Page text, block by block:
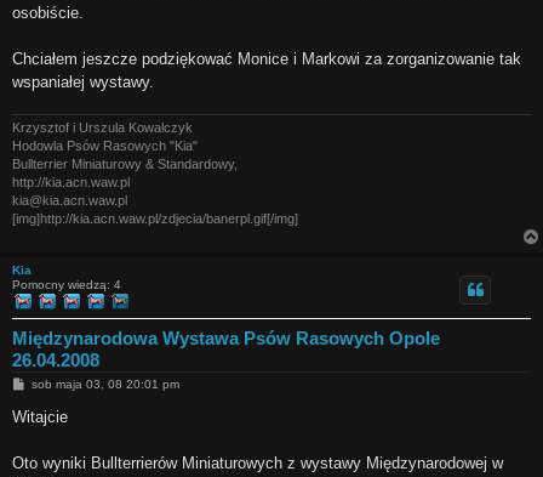
osobiście.
Chciałem jeszcze podziękować Monice i Markowi za zorganizowanie tak
wspaniałej wystawy.
Krzysztof i Urszula Kowalczyk
Hodowla Psów Rasowych "Kia"
Bullterrier Miniaturowy & Standardowy,
http://kia.acn.waw.pl
kia@kia.acn.waw.pl
[img]http://kia.acn.waw.pl/zdjecia/banerpl.gif[/img]
Kia
Pomocny wiedzą: 4
Międzynarodowa Wystawa Psów Rasowych Opole
26.04.2008
P
s
t
sob maja 03, 08 20:01 pm
Witajcie
Oto wyniki Bullterrierów Miniaturowych z wystawy Międzynarodowej w